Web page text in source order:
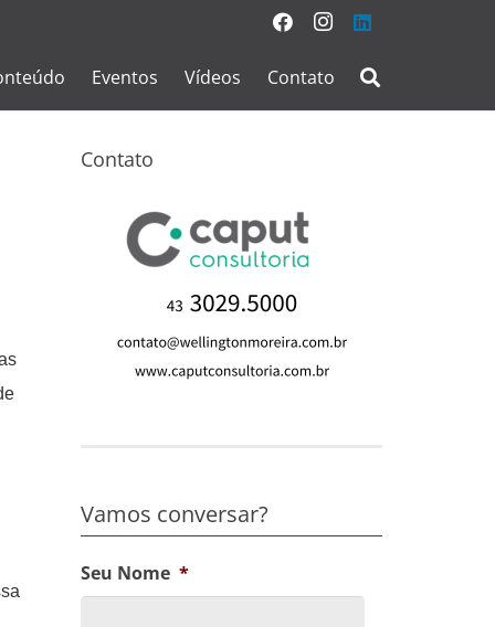
Eventos Vídeos Contato
Contato
Vamos conversar?
Seu Nome *